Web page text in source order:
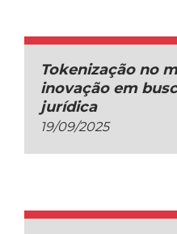
Tokenização no
inovação em
jurídica
19/09/2025